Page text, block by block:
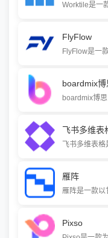
FlyFlow
boardmix博
飞书多维表
雁阵
Pixso